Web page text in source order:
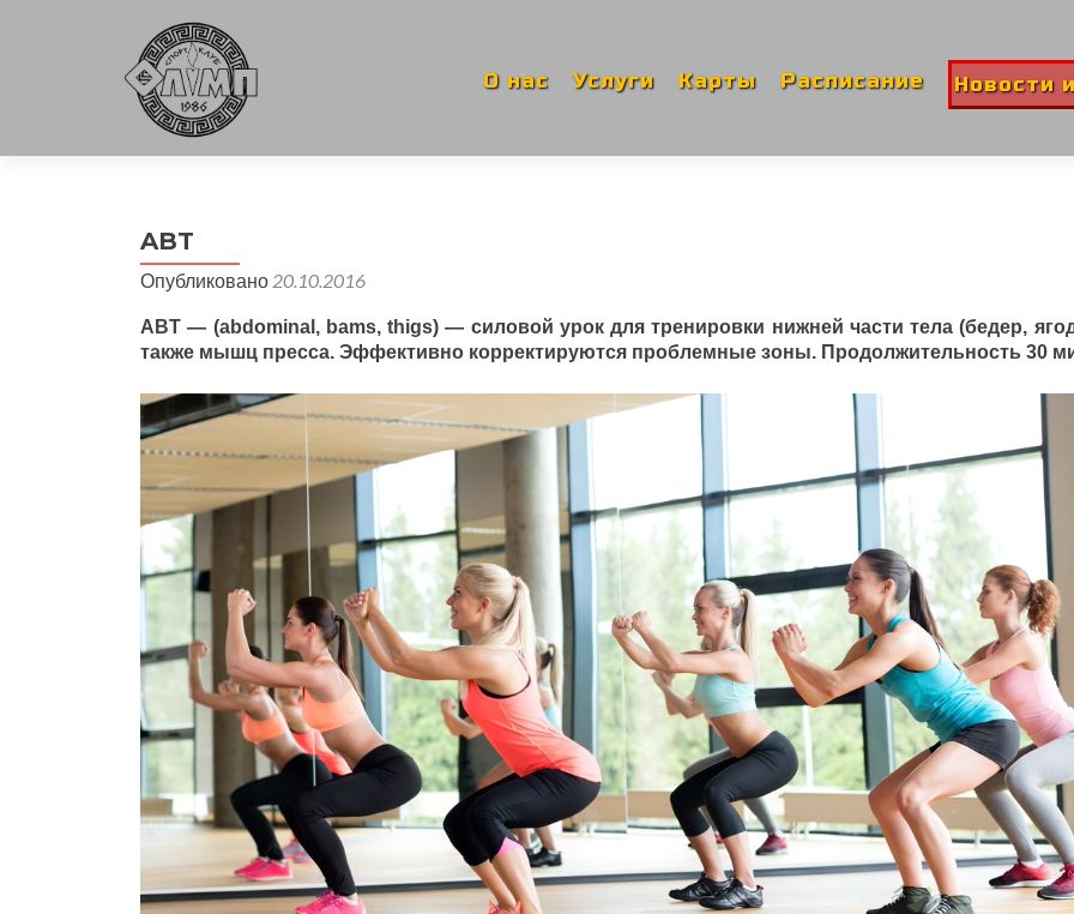
содержимому
О нас Услуги Карты Расписание Новости
ABT
Опубликовано 20.10.2016
ABT — (abdominal, bams, thigs) — силовой урок для тренировки нижней части тела (бедер,
также мышц пресса. Эффективно корректируются проблемные зоны. Продолжительность 30